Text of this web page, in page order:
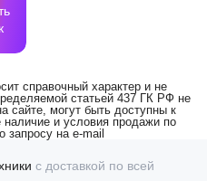
справочный характер и не
статьей 437 ГК РФ не
сайте, могут быть доступны к
наличие и условия продажи по
на e-mail
с доставкой по всей